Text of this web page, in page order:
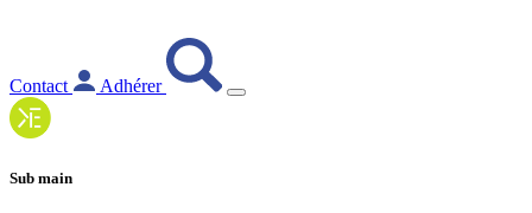
Contact Adhérer
Sub main